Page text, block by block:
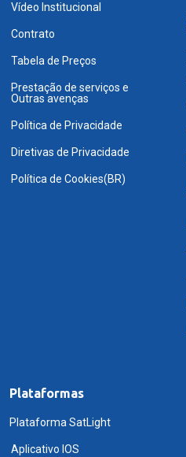
Vídeo Institucional
Contrato
Tabela de Preços
Prestação de serviços e
Outras avenças
Política de Privacidade
Diretivas de Privacidade
Política de Cookies(BR)
Plataformas
Plataforma SatLight
Aplicativo IOS